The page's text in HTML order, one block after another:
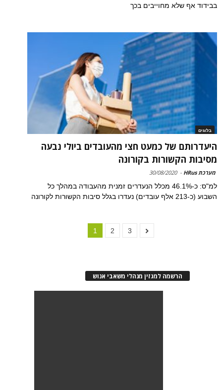
בבידוד אף שלא מחוייבים בכך
בלוגים
היעדרותם של כמעט חצי מהעובדים ביולי נבעה
מסיבות הקשורות בקורונה
מערכת HRus -
30/08/2020
למ"ס: כ-46.1% מכלל הנעדרים זמנית מהעבודה במהלך כל
השבוע (כ-213 אלף עובדים) נעדרו בגלל סיבות הקשורות לקורונה
1 2 3
הרשמה למגזין מנהלי משאבי אנוש